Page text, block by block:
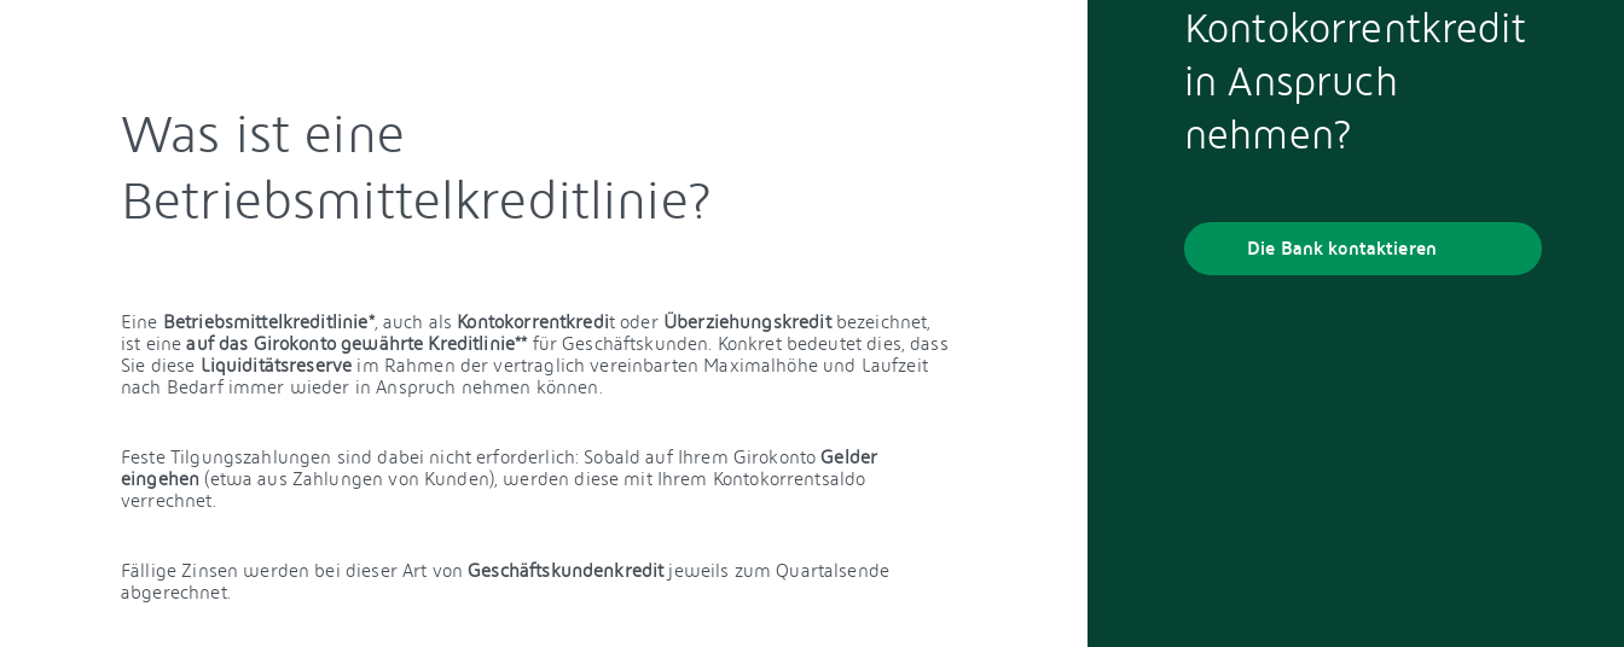
Was ist eine
Betriebsmittelkreditlinie?
Eine Betriebsmittelkreditlinie*, auch als Kontokorrentkredit oder Überziehungskredit bezeichnet,
ist eineauf das Girokonto gewährte Kreditlinie** für Geschäftskunden. Konkret bedeutet dies, dass
Sie diese Liquiditätsreserve im Rahmen der vertraglich vereinbarten Maximalhöhe und Laufzeit
nach Bedarf immer wieder in Anspruch nehmen können.
Feste Tilgungszahlungen sind dabei nicht erforderlich: Sobald auf Ihrem Girokonto Gelder
eingehen (etwa aus Zahlungen von Kunden), werden diese mit Ihrem Kontokorrentsaldo
verrechnet.
Fällige Zinsen werden bei dieser Art vonGeschäftskundenkredit jeweils zum Quartalsende
abgerechnet.
Kontokorrentkredit
in Anspruch
nehmen?
Die Bank kontaktieren